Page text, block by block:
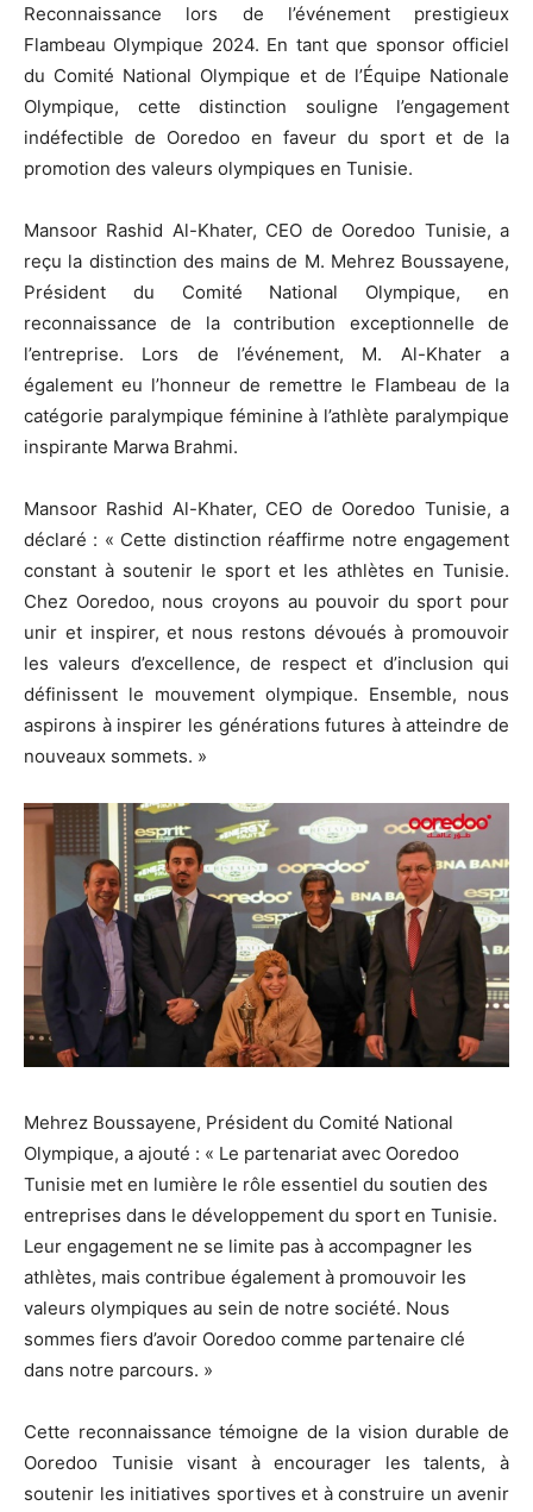
Reconnaissance lors de l’événement prestigieux
Flambeau Olympique 2024. En tant que sponsor officiel
du Comité National Olympique et de l’Équipe Nationale
Olympique, cette distinction souligne l’engagement
indéfectible de Ooredoo en faveur du sport et de la
promotion des valeurs olympiques en Tunisie.
Mansoor Rashid Al-Khater, CEO de Ooredoo Tunisie, a
reçu la distinction des mains de M. Mehrez Boussayene,
Président du Comité National Olympique, en
reconnaissance de la contribution exceptionnelle de
l’entreprise. Lors de l’événement, M. Al-Khater a
également eu l’honneur de remettre le Flambeau de la
catégorie paralympique féminine à l’athlète paralympique
inspirante Marwa Brahmi.
Mansoor Rashid Al-Khater, CEO de Ooredoo Tunisie, a
déclaré : « Cette distinction réaffirme notre engagement
constant à soutenir le sport et les athlètes en Tunisie.
Chez Ooredoo, nous croyons au pouvoir du sport pour
unir et inspirer, et nous restons dévoués à promouvoir
les valeurs d’excellence, de respect et d’inclusion qui
définissent le mouvement olympique. Ensemble, nous
aspirons à inspirer les générations futures à atteindre de
nouveaux sommets. »
Mehrez Boussayene, Président du Comité National
Olympique, a ajouté : « Le partenariat avec Ooredoo
Tunisie met en lumière le rôle essentiel du soutien des
entreprises dans le développement du sport en Tunisie.
Leur engagement ne se limite pas à accompagner les
athlètes, mais contribue également à promouvoir les
valeurs olympiques au sein de notre société. Nous
sommes fiers d’avoir Ooredoo comme partenaire clé
dans notre parcours. »
Cette reconnaissance témoigne de la vision durable de
Ooredoo Tunisie visant à encourager les talents, à
soutenir les initiatives sportives et à construire un avenir